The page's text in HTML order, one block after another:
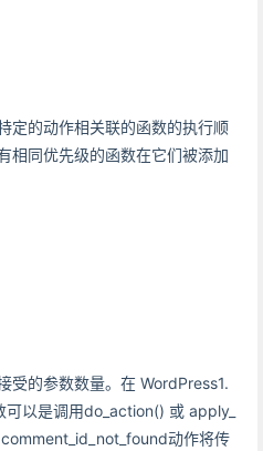
定的动作相关联的函数的执行顺
相同优先级的函数在它们被添加
受的参数数量。在 WordPress1.
以是调用do_action() 或 apply_
动作将传